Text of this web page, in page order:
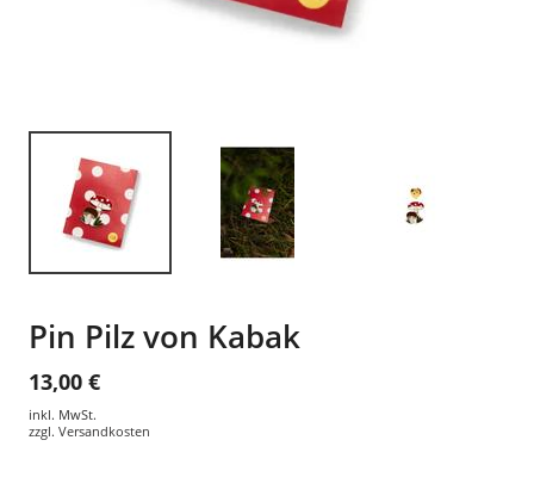
Pin Pilz von Kabak
13,00 €
inkl. MwSt.
zzgl. Versandkosten